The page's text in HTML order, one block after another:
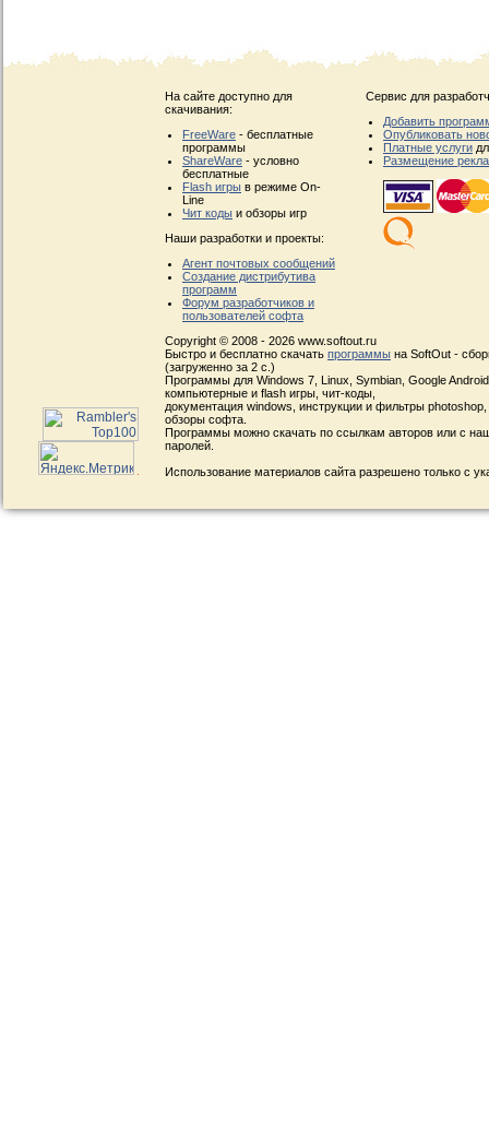
На сайте доступно для
скачивания:
FreeWare - бесплатные
программы
ShareWare - условно
бесплатные
Flash игры в режиме On-
Line
Чит коды и обзоры игр
Наши разработки и проекты:
Агент почтовых сообщений
Создание дистрибутива
программ
Форум разработчиков и
пользователей софта
Сервис для
Добавить
Опубликовать
Платные услуги
Размещение
Copyright © 2008 - 2026 www.softout.ru
Быстро и бесплатно скачать программы на SoftOut -
(загруженно за 2 с.)
Программы для Windows 7, Linux, Symbian, Google
компьютерные и flash игры, чит-коды,
документация windows, инструкции и фильтры
обзоры софта.
Программы можно скачать по ссылкам авторов или с
паролей.
Использование материалов сайта разрешено только с